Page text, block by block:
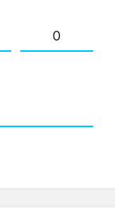
0